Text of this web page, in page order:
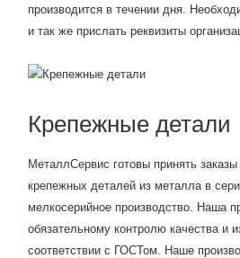
производится в течении дня.
и так же прислать реквизиты
Крепежные детали
МеталлСервис готовы принять заказы
крепежных деталей из металла в
мелкосерийное производство. Наша
обязательному контролю качества и
соответствии с ГОСТом. Наше